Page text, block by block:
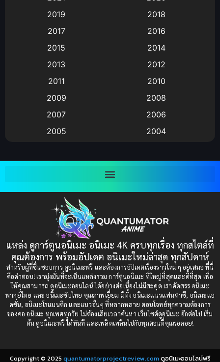
Animation แอนิเมชัน
(9)
Big tits (นมใหญ่)
Bitch (ผู้หญิงร่าน)
Bondage (ทาส)(1)
(1)
Censored (เซ็นเซอร์)(19)
Comedy (ตลก)(85)
Comedy (ตลก)(235)
Comic Book การ์ตูน(1)
2019
2018
2017
2016
2015
2014
2013
2012
2011
2010
2009
2008
2007
2006
2005
2004
1997
1993
1991
1989
1988
1987
1985
1984
1983
1982
1981
1980
1979
แหล่ง ดูการ์ตูนอนิเมะ อนิเมะ 4K ครบทุกเรื่อง ทุกสไตล์ที่
คุณต้องการ พร้อมอัปเดต อนิเมะใหม่ล่าสุด ทุกสัปดาห์
สำหรับผู้ที่ชื่นชอบการ ดูอนิเมะฟรี และต้องการอัปเดตเรื่องราวใหม่ๆ อยู่เสมอ ที่นี่
คือคำตอบ! เรามุ่งมั่นที่จะเป็นแหล่งรวม การ์ตูนอนิเมะ ที่ใหญ่ที่สุดและดีที่สุด เพื่อ
ให้คุณสามารถ ดูอนิเมะออนไลน์ ได้อย่างต่อเนื่องไม่มีสะดุด เราคัดสรร อนิเมะ
พากย์ไทย และ อนิเมะซับไทย คุณภาพเยี่ยม มีทั้ง อนิเมะแนวแฟนตาซี, อนิเมะแอ
คชั่น, อนิเมะโรแมนติก และแนวอื่นๆ ที่หลากหลาย ตอบโจทย์ทุกความต้องการ
ของคอ อนิเมะ ทุกเพศทุกวัย ไม่ต้องเสียเวลาค้นหา เว็บไซต์ดูอนิเมะ อีกต่อไป เริ่ม
ต้น ดูอนิเมะฟรี ได้ทันที และเพลิดเพลินไปกับทุกตอนที่คุณรอคอย!
Copyright © 2025 quantumatorprojectreview.comดูอนิเมะออนไลน์ฟรี